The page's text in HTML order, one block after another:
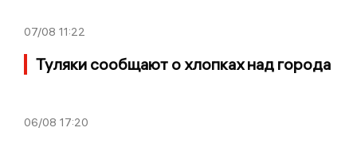
07/08 11:22
Туляки сообщают о хлопках над города
06/08 17:20